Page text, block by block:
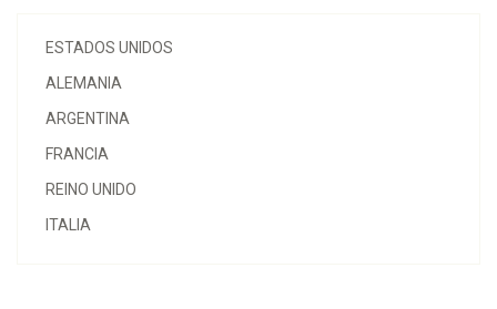
ESTADOS UNIDOS
ALEMANIA
ARGENTINA
FRANCIA
REINO UNIDO
ITALIA